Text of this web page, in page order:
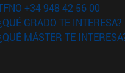
ventana)
ventana)
+34 948 42 56 00
GRADO TE INTERESA?
MÁSTER TE